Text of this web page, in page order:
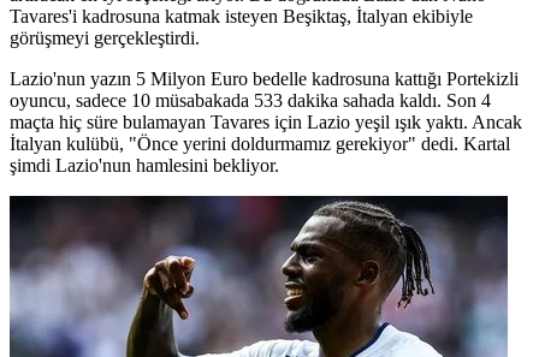
Tavares'i kadrosuna katmak isteyen Beşiktaş, İtalyan ekibiyle
görüşmeyi gerçekleştirdi.
Lazio'nun yazın 5 Milyon Euro bedelle kadrosuna kattığı Portekizli
oyuncu, sadece 10 müsabakada 533 dakika sahada kaldı. Son 4
maçta hiç süre bulamayan Tavares için Lazio yeşil ışık yaktı. Ancak
İtalyan kulübü, "Önce yerini doldurmamız gerekiyor" dedi. Kartal
şimdi Lazio'nun hamlesini bekliyor.